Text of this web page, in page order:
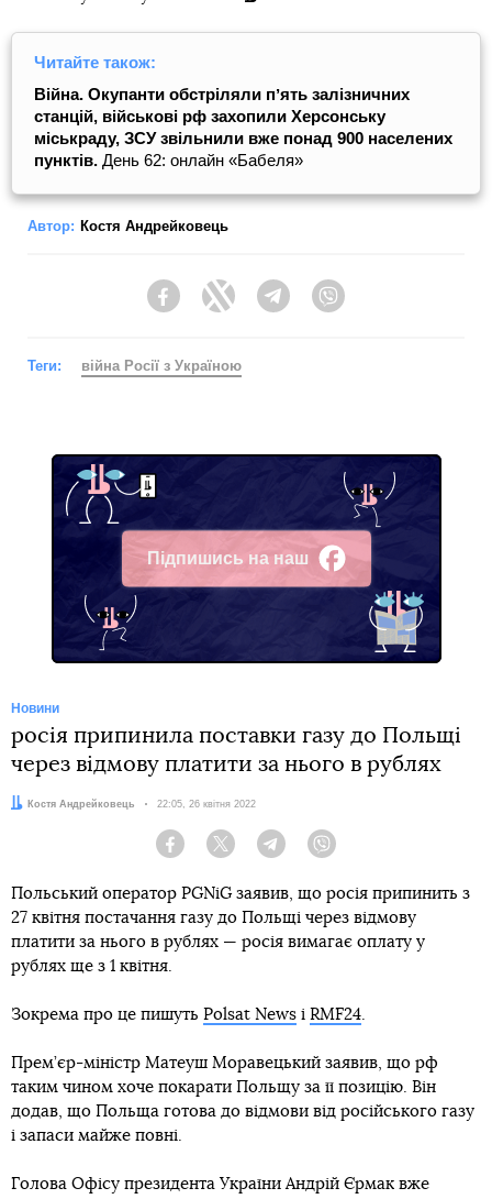
Читайте також:
Війна. Окупанти обстріляли пʼять залізничних
станцій, військові рф захопили Херсонську
міськраду, ЗСУ звільнили вже понад 900 населених
пунктів. День 62: онлайн «Бабеля»
Автор: Костя Андрейковець
FacebookTwitter Telegram
Теги: війна Росії з Україною
Підпишись на наш
Facebook
Новини
росія припинила поставки газу до Польщі
через відмову платити за нього в рублях
Автор:Костя Андрейковець Дата:
22:05, 26 квітня 2022
Facebook Twitter Telegram
Польський оператор PGNiG заявив, що росія припинить з
27 квітня постачання газу до Польщі через відмову
платити за нього в рублях — росія вимагає оплату у
рублях ще з 1 квітня.
Зокрема про це пишуть Polsat News і RMF24.
Прем’єр-міністр Матеуш Моравецький заявив, що рф
таким чином хоче покарати Польщу за її позицію. Він
додав, що Польща готова до відмови від російського газу
і запаси майже повні.
Голова Офісу президента України Андрій Єрмак вже